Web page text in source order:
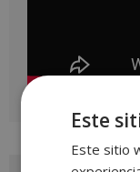
Este
Este sitio